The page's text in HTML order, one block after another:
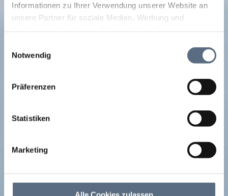
Informationen zu Ihrer Verwendung unserer Website an
unsere Partner für soziale Medien, Werbung und
zusammen, die Sie ihnen bereitgestellt haben oder die
sie im Rahmen Ihrer Nutzung der Dienste gesammelt
Notwendig
Präferenzen
Statistiken
Marketing